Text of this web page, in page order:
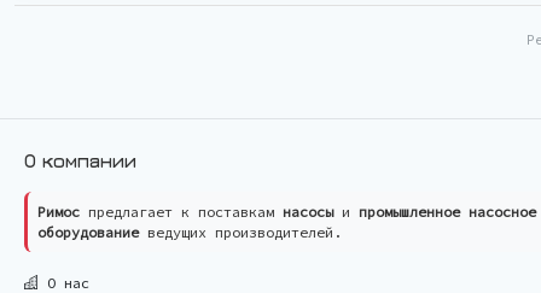
О компании
Римос предлагает к поставкам насосыи промышленное насосное
оборудованиеведущих производителей.
О нас